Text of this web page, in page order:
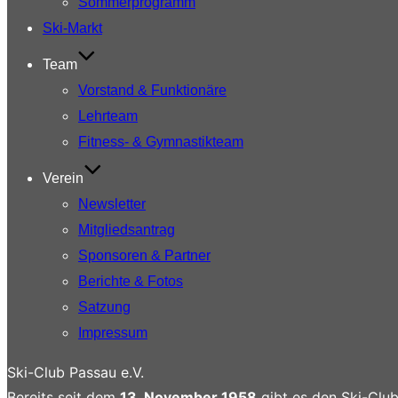
Ski-Markt
Team
Vorstand & Funktionäre
Lehrteam
Fitness- & Gymnastikteam
Verein
Newsletter
Mitgliedsantrag
Sponsoren & Partner
Berichte & Fotos
Satzung
Impressum
Ski-Club Passau e.V.